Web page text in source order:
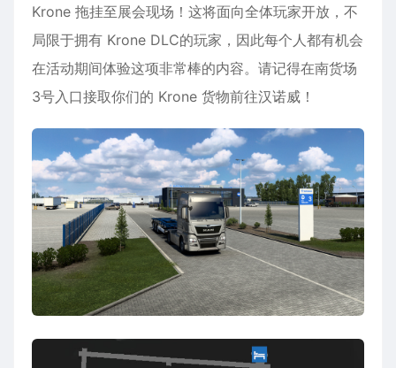
Krone 拖挂至展会现场！这将面向全体玩家开放，不
局限于拥有 Krone DLC的玩家，因此每个人都有机会
在活动期间体验这项非常棒的内容。请记得在南货场
3号入口接取你们的 Krone 货物前往汉诺威！